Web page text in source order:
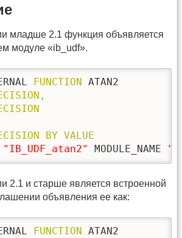
младше 2.1 функция объявляется
модуле «ib_udf».
FUNCTION
ATAN2
,
BY VALUE
"IB_UDF_atan2" MODULE_NAME
2.1 и старше является встроенной
объявления ее как:
FUNCTION
ATAN2